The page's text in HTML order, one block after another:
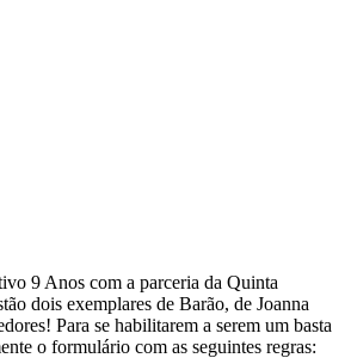
9 Anos com a parceria da Quinta
dois exemplares de Barão, de Joanna
Para se habilitarem a serem um basta
o formulário com as seguintes regras: